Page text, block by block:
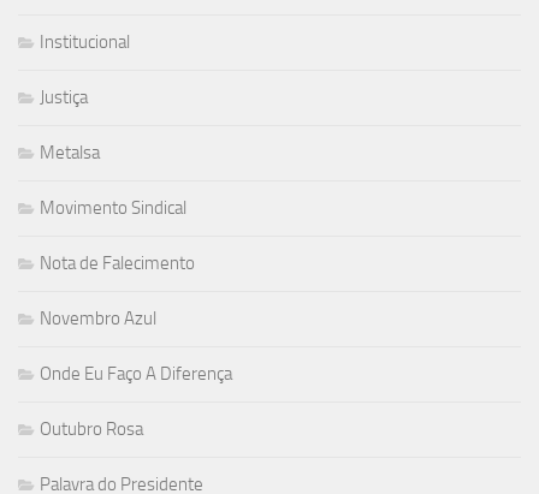
Institucional
Justiça
Metalsa
Movimento Sindical
Nota de Falecimento
Novembro Azul
Onde Eu Faço A Diferença
Outubro Rosa
Palavra do Presidente